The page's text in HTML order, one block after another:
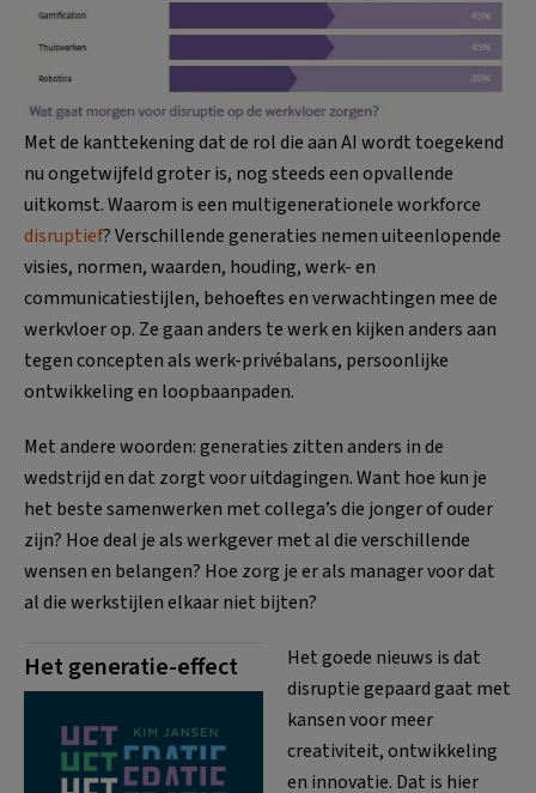
Met de kanttekening dat de rol die aan AI wordt toegekend
nu ongetwijfeld groter is, nog steeds een opvallende
uitkomst. Waarom is een multigenerationele workforce
disruptief? Verschillende generaties nemen uiteenlopende
visies, normen, waarden, houding, werk- en
communicatiestijlen, behoeftes en verwachtingen mee de
werkvloer op. Ze gaan anders te werk en kijken anders aan
tegen concepten als werk-privébalans, persoonlijke
ontwikkeling en loopbaanpaden.
Met andere woorden: generaties zitten anders in de
wedstrijd en dat zorgt voor uitdagingen. Want hoe kun je
het beste samenwerken met collega’s die jonger of ouder
zijn? Hoe deal je als werkgever met al die verschillende
wensen en belangen? Hoe zorg je er als manager voor dat
al die werkstijlen elkaar niet bijten?
Het generatie-effect
Het goede nieuws is dat
disruptie gepaard gaat met
kansen voor meer
creativiteit, ontwikkeling
en innovatie. Dat is hier